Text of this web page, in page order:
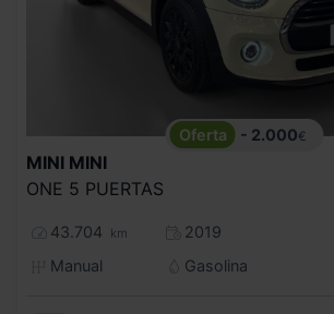
- 2.000€
MINI MINI
ONE 5 PUERTAS
43.704 km
2019
Manual
Gasolina